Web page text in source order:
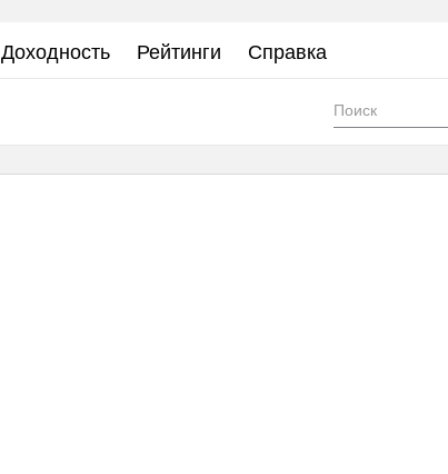
Доходность Рейтинги Справка
Форма
поиска